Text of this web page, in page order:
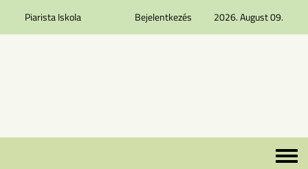
2026. August 09.
Piarista Iskola
Bejelentkezés
Toggle